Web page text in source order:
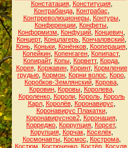
Констатация, Конституция,
Контрабанда, Контрабас
Контрреволюционеры, Контуры,
Конференции Конфеты
Конформизм
Конфуций Концевич
Концерт, Концлагерь Кончаловский
Конь, Коньки, Конёнков, Кооперация,
Копейкин Копенгаген Копипаст,
Копирайт, Копы Корветт, Корда
Корея, Коржавин, Коринт, Кормление
грудью Кормон Корни волос Коро
Коробков-Землянский Корова
Коровин, Коровы, Королева,
Короленко, Короли, Король, Король
Карл, Королёв, Коронавирус
Коронавирус Плакатки,
Коронавируснов2, Коронация,
Корреджо Коррупция Корсет,
Корупция, Корчак, Коселёк,
Космонавты, Космос Кострома,
Костюм
Костюченко, Костёр, Косуля,